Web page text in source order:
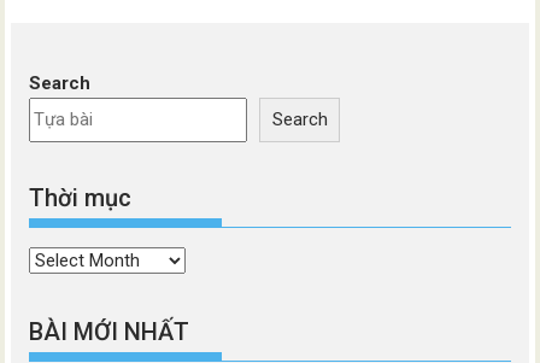
Search
Search
Thời mục
Thời
BÀI MỚI NHẤT